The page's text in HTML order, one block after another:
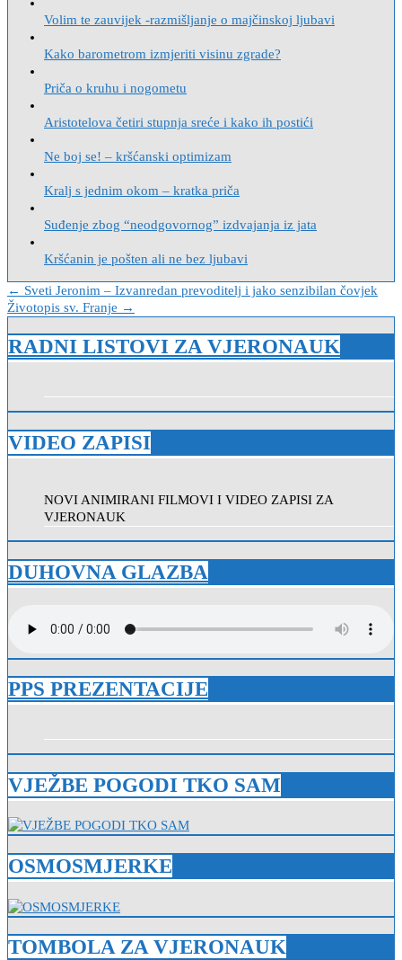
Volim te zauvijek -razmišljanje o majčinskoj ljubavi
Kako barometrom izmjeriti visinu zgrade?
Priča o kruhu i nogometu
Aristotelova četiri stupnja sreće i kako ih postići
Ne boj se! – kršćanski optimizam
Kralj s jednim okom – kratka priča
Suđenje zbog “neodgovornog” izdvajanja iz jata
Kršćanin je pošten ali ne bez ljubavi
Navigacija
objava
← Sveti Jeronim – Izvanredan prevoditelj i jako senzibilan čovjek
Životopis sv. Franje →
RADNI LISTOVI ZA VJERONAUK
VIDEO ZAPISI
NOVI ANIMIRANI FILMOVI I VIDEO ZAPISI ZA
VJERONAUK
DUHOVNA GLAZBA
PPS PREZENTACIJE
VJEŽBE POGODI TKO SAM
OSMOSMJERKE
TOMBOLA ZA VJERONAUK